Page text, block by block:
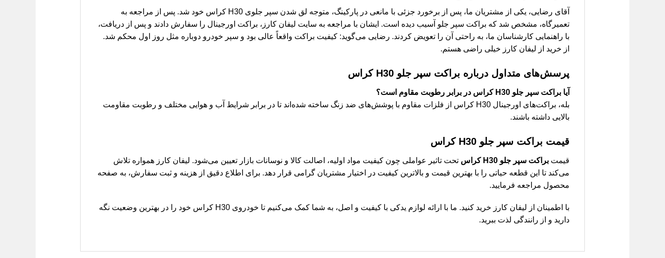
آقای رضایی، یکی از مشتریان ما، پس از برخورد جزئی با مانعی در پارکینگ، متوجه لق شدن سپر جلوی H30 کراس خود شد. پس از مراجعه به
تعمیرگاه، مشخص شد که براکت سپر جلو آسیب دیده است. ایشان با مراجعه به سایت لیفان کارز، براکت اورجینال را سفارش دادند و پس از دریافت،
با راهنمایی کارشناسان ما، به راحتی آن را تعویض کردند. رضایی می‌گوید: کیفیت براکت واقعاً عالی بود و سپر خودرو دوباره مثل روز اول محکم شد.
از خرید از لیفان کارز خیلی راضی هستم.
پرسش‌های متداول درباره براکت سپر جلو H30 کراس
آیا براکت سپر جلو H30 کراس در برابر رطوبت مقاوم است؟
بله، براکت‌های اورجینال H30 کراس از فلزات مقاوم با پوشش‌های ضد زنگ ساخته شده‌اند تا در برابر شرایط آب و هوایی مختلف و رطوبت مقاومت
بالایی داشته باشند.
قیمت براکت سپر جلو H30 کراس
قیمت براکت سپر جلو H30 کراس
تحت تاثیر عواملی چون کیفیت مواد اولیه، اصالت کالا و نوسانات بازار تعیین می‌شود. لیفان کارز همواره تلاش
می‌کند تا این قطعه حیاتی را با بهترین قیمت و بالاترین کیفیت در اختیار مشتریان گرامی قرار دهد. برای اطلاع دقیق از هزینه و ثبت سفارش، به صفحه
محصول مراجعه فرمایید.
با اطمینان از لیفان کارز خرید کنید. ما با ارائه لوازم یدکی با کیفیت و اصل، به شما کمک می‌کنیم تا خودروی H30 کراس خود را در بهترین وضعیت نگه
دارید و از رانندگی لذت ببرید.